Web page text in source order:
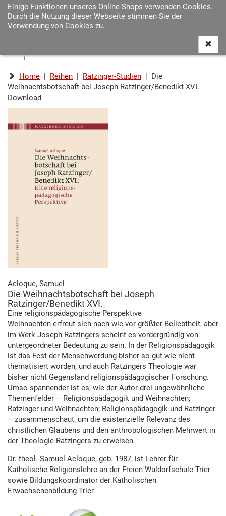
Einige Funktionen unseres Online-Shops verwenden Cookies.
Durch die Nutzung dieser Webseite stimmen Sie der
Verwendung von Cookies zu.
Home | Reihen | Ratzinger-Studien | Die
Weihnachtsbotschaft bei Joseph Ratzinger/Benedikt XVI.
Download
Acloque, Samuel
Die Weihnachtsbotschaft bei Joseph
Ratzinger/Benedikt XVI.
Eine religionspädagogische Perspektive
Weihnachten erfreut sich nach wie vor größter Beliebtheit, aber
im Werk Joseph Ratzingers scheint es vordergründig von
untergeordneter Bedeutung zu sein. In der Religionspädagogik
ist das Fest der Menschwerdung bisher so gut wie nicht
thematisiert worden, und auch Ratzingers Theologie war
bisher nicht Gegenstand religionspädagogischer Forschung.
Umso spannender ist es, wie der Autor drei ungewöhnliche
Themenfelder – Religionspädagogik und Weihnachten;
Ratzinger und Weihnachten; Religionspädagogik und Ratzinger
– zusammenschaut, um die existenzielle Relevanz des
christlichen Glaubens und den anthropologischen Mehrwert in
der Theologie Ratzingers zu erweisen.
Dr. theol. Samuel Acloque, geb. 1987, ist Lehrer für
Katholische Religionslehre an der Freien Waldorfschule Trier
sowie Bildungskoordinator der Katholischen
Erwachsenenbildung Trier.